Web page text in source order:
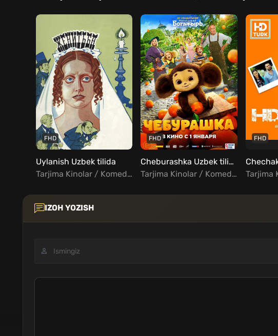
FHD
Uylanish Uzbek tilida
Tarjima Kinolar / Komediya / Xorij Kinolar Uzbek Tilida
FHD
Cheburashka Uzbek tilida
Tarjima Kinolar / Komediya / Oilaviy / Rus kinolar Uzbek Tilida
FHD
IZOH YOZISH